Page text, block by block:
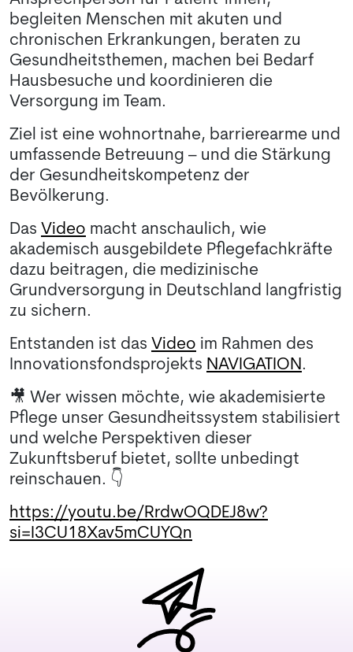
begleiten Menschen mit akuten und
chronischen Erkrankungen, beraten zu
Gesundheitsthemen, machen bei Bedarf
Hausbesuche und koordinieren die
Versorgung im Team.
Ziel ist eine wohnortnahe, barrierearme und
umfassende Betreuung – und die Stärkung
der Gesundheitskompetenz der
Bevölkerung.
Das Video macht anschaulich, wie
akademisch ausgebildete Pflegefachkräfte
dazu beitragen, die medizinische
Grundversorgung in Deutschland langfristig
zu sichern.
Entstanden ist das Video im Rahmen des
Innovationsfondsprojekts NAVIGATION .
🎥 Wer wissen möchte, wie akademisierte
Pflege unser Gesundheitssystem stabilisiert
und welche Perspektiven dieser
Zukunftsberuf bietet, sollte unbedingt
reinschauen. 👇
https://youtu.be/RrdwOQDEJ8w?
si=I3CU18Xav5mCUYQn